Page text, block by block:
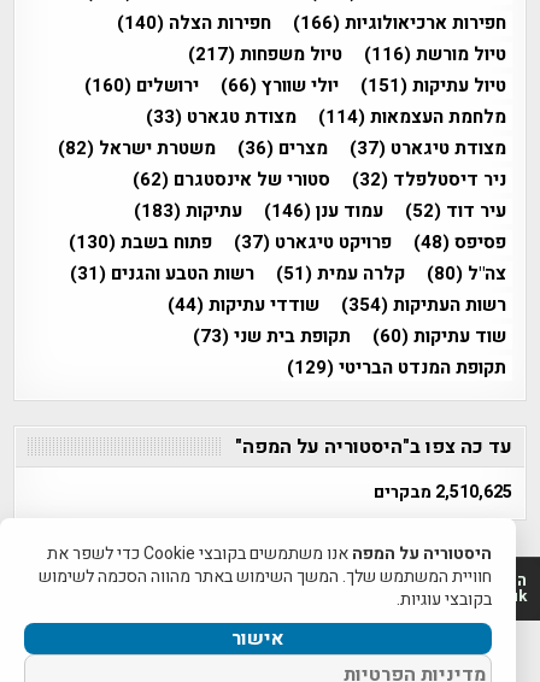
חפירות ארכיאולוגיות(166) חפירות הצלה (140)
טיול מורשת(116) טיול משפחות(217)
טיול עתיקות(151) יולי שוורץ(66) ירושלים (160)
מלחמת העצמאות(114) מצודת טגארט (33)
מצודת טיגארט (37) מצרים (36) משטרת ישראל (82)
ניר דיסטלפלד (32) סטורי של אינסטגרם (62)
עיר דוד (52) עמוד ענן(146) עתיקות(183)
פסיפס(48) פרויקט טיגארט (37) פתוח בשבת(130)
צה"ל (80) קלרה עמית(51) רשות הטבע והגנים (31)
רשות העתיקות(354) שודדי עתיקות(44)
שוד עתיקות(60) תקופת בית שני(73)
תקופת המנדט הבריטי(129)
עד כה צפו ב"היסטוריה על המפה"
2,510,625 מבקרים
היסטוריה על המפה 2011-2026 | פרוייקט טיגארט 2012-2026|
www.mapah.co.il | www.tegart.uk
היסטוריה על המפה
אנו משתמשים בקובצי Cookie כדי לשפר את
חוויית המשתמש שלך. המשך השימוש באתר מהווה הסכמה לשימוש
בקובצי עוגיות.
אישור
מדיניות הפרטיות